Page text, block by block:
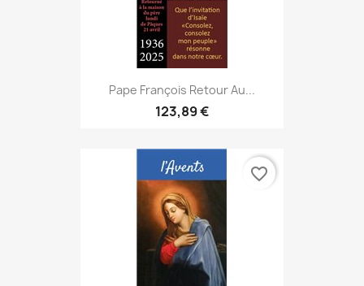
Pape François Retour Au...
123,89 €
favorite_border